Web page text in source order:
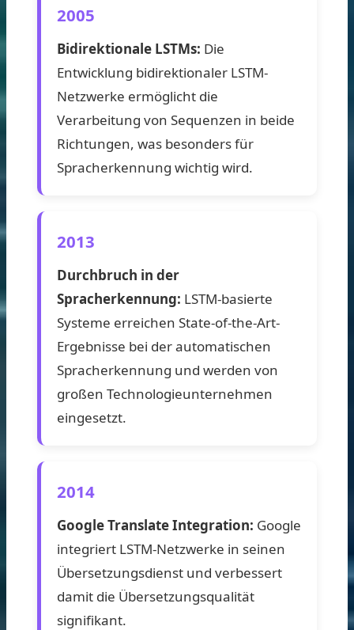
2005
Bidirektionale LSTMs: Die
Entwicklung bidirektionaler LSTM-
Netzwerke ermöglicht die
Verarbeitung von Sequenzen in beide
Richtungen, was besonders für
Spracherkennung wichtig wird.
2013
Durchbruch in der
Spracherkennung: LSTM-basierte
Systeme erreichen State-of-the-Art-
Ergebnisse bei der automatischen
Spracherkennung und werden von
großen Technologieunternehmen
eingesetzt.
2014
Google Translate Integration: Google
integriert LSTM-Netzwerke in seinen
Übersetzungsdienst und verbessert
damit die Übersetzungsqualität
signifikant.